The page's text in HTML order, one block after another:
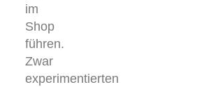
im
Shop
führen.
Zwar
experimentierten